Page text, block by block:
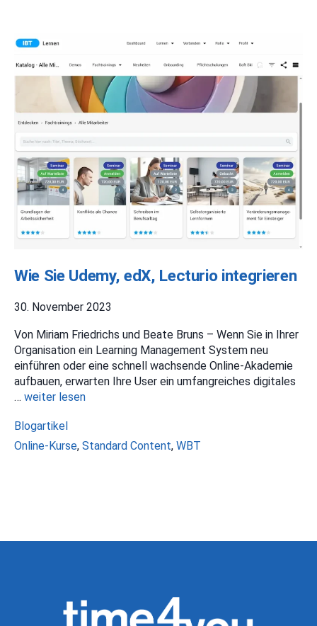
Wie Sie Udemy, edX, Lecturio integrieren
30. November 2023
Von Miriam Friedrichs und Beate Bruns – Wenn Sie in Ihrer
Organisation ein Learning Management System neu
einführen oder eine schnell wachsende Online-Akademie
aufbauen, erwarten Ihre User ein umfangreiches digitales
… weiter lesen
Kategorien
Blogartikel
Schlagwörter
Online-Kurse, Standard Content, WBT